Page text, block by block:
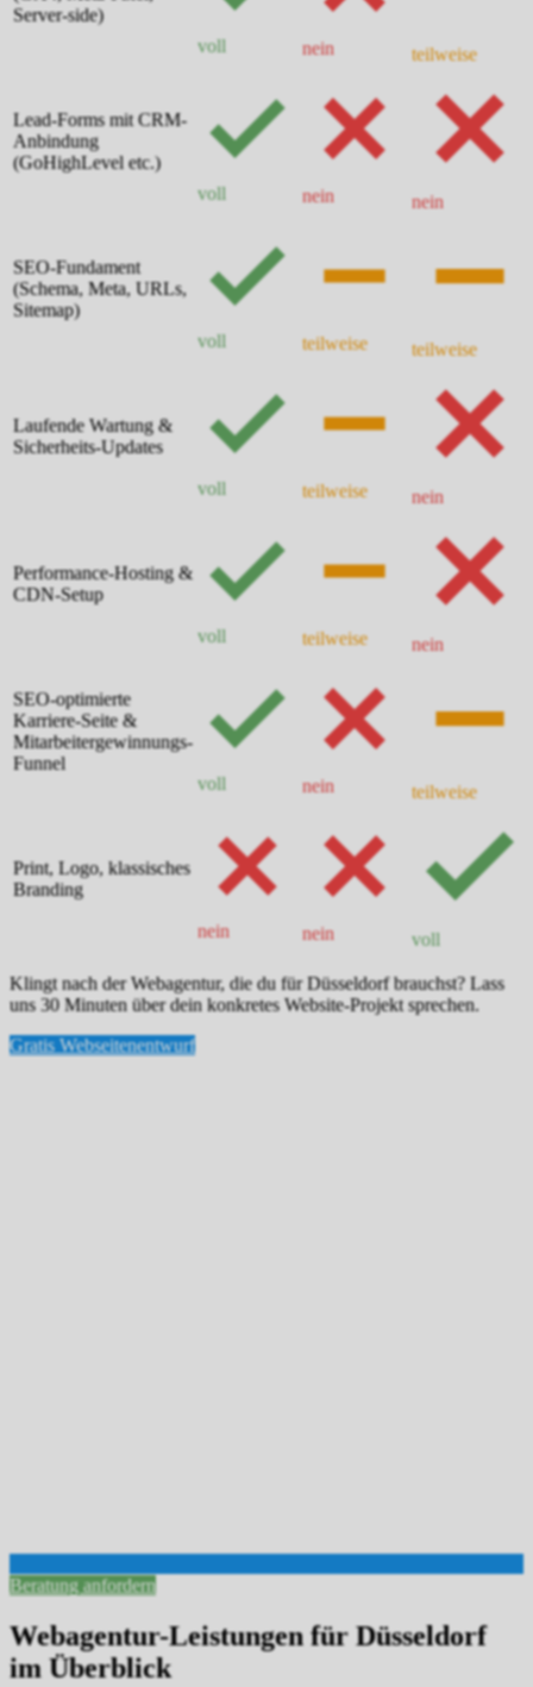
Server-side)
voll
nein teilweise
Lead-Forms mit CRM-
Anbindung
(GoHighLevel etc.)
voll
nein nein
SEO-Fundament
(Schema, Meta, URLs,
Sitemap)
voll
teilweise teilweise
Laufende Wartung &
Sicherheits-Updates
voll teilweise nein
Performance-Hosting &
CDN-Setup
voll teilweise nein
SEO-optimierte
Karriere-Seite &
Mitarbeitergewinnungs-
Funnel
voll
nein teilweise
Print, Logo, klassisches
Branding
nein nein voll
Klingt nach der Webagentur, die du für Düsseldorf brauchst? Lass
uns 30 Minuten über dein konkretes Website-Projekt sprechen.
Gratis Webseitenentwurf
Beratung anfordern
Webagentur-Leistungen für Düsseldorf
im Überblick